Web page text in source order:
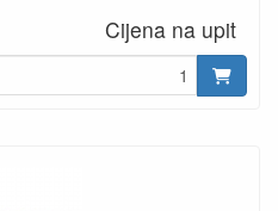
Cijena na upit